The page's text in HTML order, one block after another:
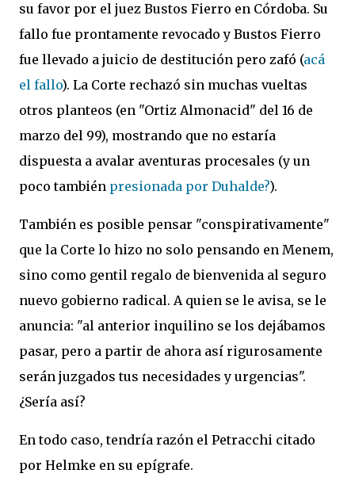
su favor por el juez Bustos Fierro en Córdoba. Su
fallo fue prontamente revocado y Bustos Fierro
fue llevado a juicio de destitución pero zafó (acá
el fallo). La Corte rechazó sin muchas vueltas
otros planteos (en "Ortiz Almonacid" del 16 de
marzo del 99), mostrando que no estaría
dispuesta a avalar aventuras procesales (y un
poco también presionada por Duhalde?).
También es posible pensar "conspirativamente"
que la Corte lo hizo no solo pensando en Menem,
sino como gentil regalo de bienvenida al seguro
nuevo gobierno radical. A quien se le avisa, se le
anuncia: "al anterior inquilino se los dejábamos
pasar, pero a partir de ahora así rigurosamente
serán juzgados tus necesidades y urgencias".
¿Sería así?
En todo caso, tendría razón el Petracchi citado
por Helmke en su epígrafe.